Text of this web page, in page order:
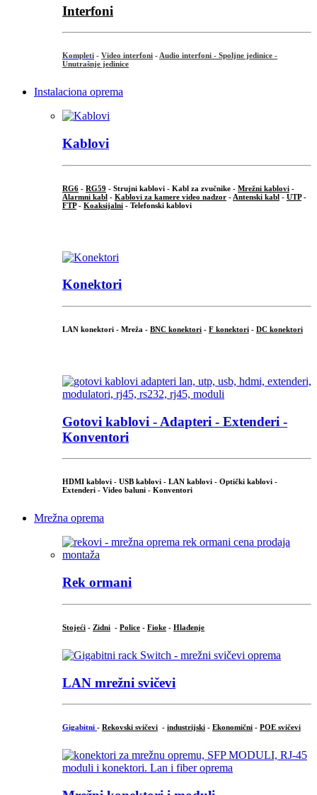
Interfoni
Kompleti - Video interfoni - Audio interfoni - Spoljne jedinice -
Unutrašnje jedinice
Instalaciona oprema
Kablovi
RG6 - RG59 - Strujni kablovi - Kabl za zvučnike - Mrežni kablovi -
Alarmni kabl - Kablovi za kamere video nadzor - Antenski kabl - UTP-
FTP- Koaksijalni - Telefonski kablovi
Konektori
LAN konektori - Mreža - BNC konektori - F konektori - DC konektori
Gotovi kablovi - Adapteri - Extenderi -
Konventori
HDMI kablovi - USB kablovi - LAN kablovi - Optički kablovi -
Extenderi - Video baluni - Konventori
Mrežna oprema
Rek ormani
Stojeći - Zidni - Police - Fioke - Hlađenje
LAN mrežni svičevi
Gigabitni - Rekovski svičevi - industrijski - Ekonomični - POE svičevi